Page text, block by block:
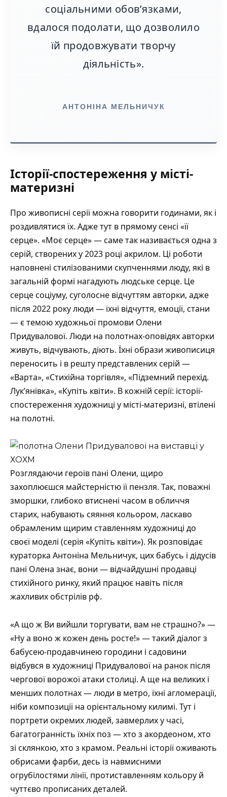
соціальними обов’язками,
вдалося подолати, що дозволило
їй продовжувати творчу
діяльність».
АНТОНІНА МЕЛЬНИЧУК
Історії-спостереження у місті-
материзні
Про живописні серії можна говорити годинами, як і
роздивлятися їх. Адже тут в прямому сенсі «її
серце». «Моє серце» — саме так називається одна з
серій, створених у 2023 році акрилом. Ці роботи
наповнені стилізованими скупченнями люду, які в
загальній формі нагадують людське серце. Це
серце соціуму, суголосне відчуттям авторки, адже
після 2022 року люди — їхні відчуття, емоції, стани
— є темою художньої промови Олени
Придувалової. Люди на полотнах-оповідях авторки
живуть, відчувають, діють. Їхні образи живописиця
переносить і в решту представлених серій —
«Варта», «Стихійна торгівля», «Підземний перехід.
Лук’янівка», «Купіть квіти». В кожній серії: історії-
спостереження художниці у місті-материзні, втілені
на полотні.
Розглядаючи героїв пані Олени, щиро
захоплюєшся майстерністю її пензля. Так, поважні
зморшки, глибоко втиснені часом в обличчя
старих, набувають сяяння кольором, ласкаво
обрамленим щирим ставленням художниці до
своєї моделі (серія «Купіть квіти»). Як розповідає
кураторка Антоніна Мельничук, цих бабусь і дідусів
пані Олена знає, вони — відчайдушні продавці
стихійного ринку, який працює навіть після
жахливих обстрілів рф.
«А що ж Ви вийшли торгувати, вам не страшно?» —
«Ну а воно ж кожен день росте!» — такий діалог з
бабусею-продавчинею городини і садовини
відбувся в художниці Придувалової на ранок після
чергової ворожої атаки столиці. А ще на великих і
менших полотнах — люди в метро, їхні агломерації,
ніби композиції на орієнтальному килимі. Тут і
портрети окремих людей, завмерлих у часі,
багатогранність їхніх поз — хто з акордеоном, хто
зі склянкою, хто з крамом. Реальні історії оживають
обрисами фарби, десь із навмисними
огрубілостями лінії, протиставленням кольору й
чуттєво прописаних деталей.